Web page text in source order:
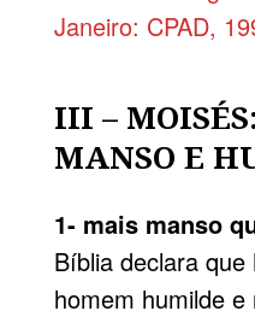
Janeiro: CPAD,
III –
MANSO E
1- mais manso
Bíblia declara
homem humilde